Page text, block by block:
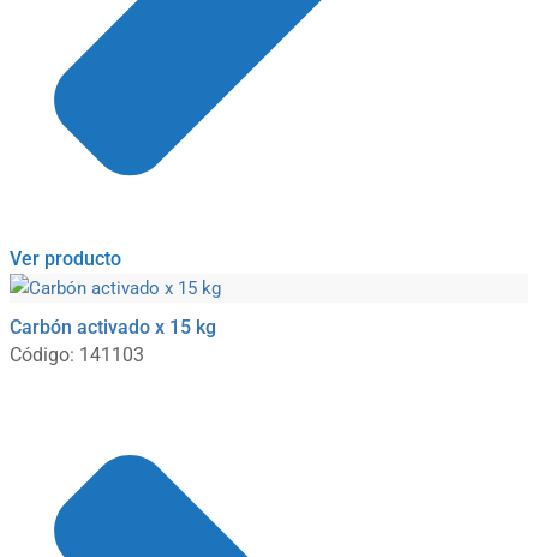
Ver producto
Carbón activado x 15 kg
Código: 141103